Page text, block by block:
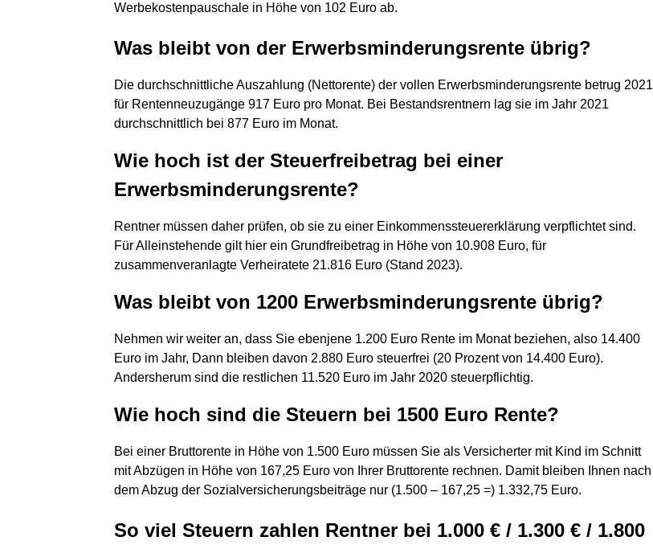
Werbekostenpauschale in Höhe von 102 Euro ab.
Was bleibt von der Erwerbsminderungsrente übrig?
Die durchschnittliche Auszahlung (Nettorente) der vollen Erwerbsminderungsrente betrug 2021
für Rentenneuzugänge 917 Euro pro Monat. Bei Bestandsrentnern lag sie im Jahr 2021
durchschnittlich bei 877 Euro im Monat.
Wie hoch ist der Steuerfreibetrag bei einer
Erwerbsminderungsrente?
Rentner müssen daher prüfen, ob sie zu einer Einkommenssteuererklärung verpflichtet sind.
Für Alleinstehende gilt hier ein Grundfreibetrag in Höhe von 10.908 Euro, für
zusammenveranlagte Verheiratete 21.816 Euro (Stand 2023).
Was bleibt von 1200 Erwerbsminderungsrente übrig?
Nehmen wir weiter an, dass Sie ebenjene 1.200 Euro Rente im Monat beziehen, also 14.400
Euro im Jahr, Dann bleiben davon 2.880 Euro steuerfrei (20 Prozent von 14.400 Euro).
Andersherum sind die restlichen 11.520 Euro im Jahr 2020 steuerpflichtig.
Wie hoch sind die Steuern bei 1500 Euro Rente?
Bei einer Bruttorente in Höhe von 1.500 Euro müssen Sie als Versicherter mit Kind im Schnitt
mit Abzügen in Höhe von 167,25 Euro von Ihrer Bruttorente rechnen. Damit bleiben Ihnen nach
dem Abzug der Sozialversicherungsbeiträge nur (1.500 – 167,25 =) 1.332,75 Euro.
So viel Steuern zahlen Rentner bei 1.000 € / 1.300 € / 1.800